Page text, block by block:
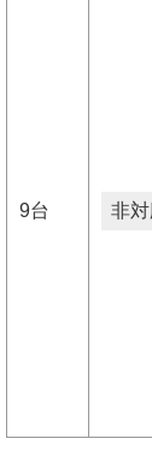
9台 非